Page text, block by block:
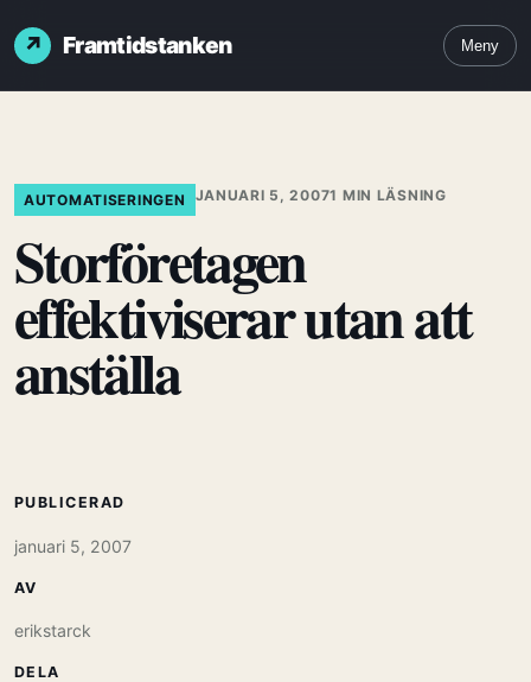
Framtidstanken Meny
AUTOMATISERINGEN JANUARI 5, 20071 MIN LÄSNING
Storföretagen
effektiviserar utan att
anställa
PUBLICERAD
januari 5, 2007
AV
erikstarck
DELA